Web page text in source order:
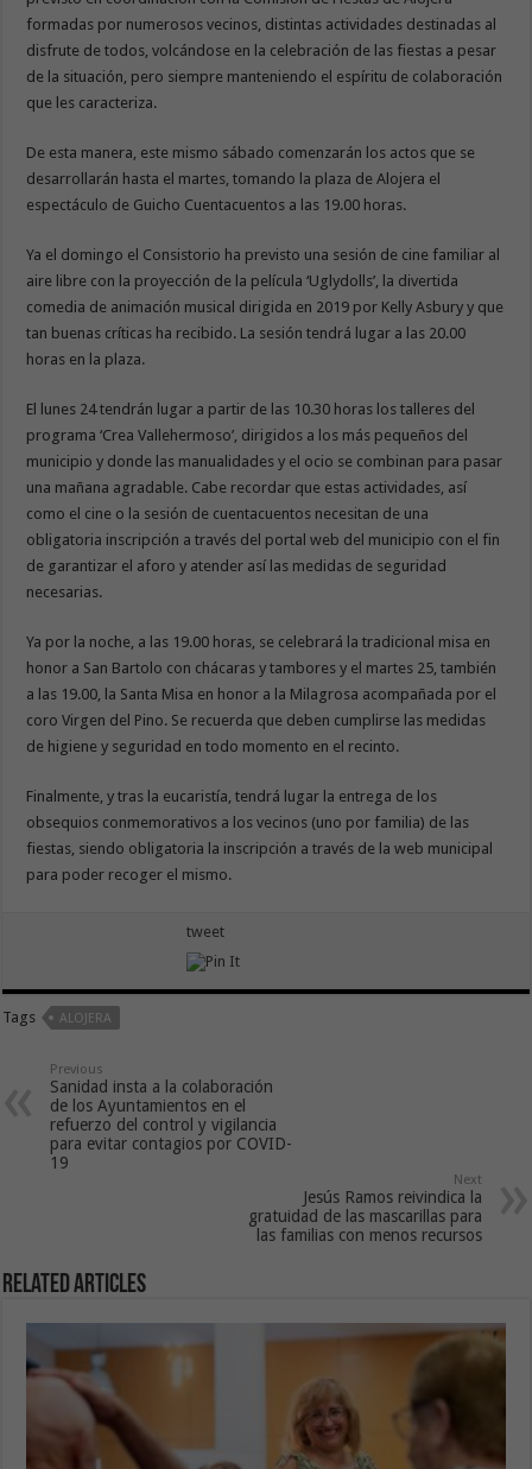
formadas por numerosos vecinos, distintas actividades destinadas al
disfrute de todos, volcándose en la celebración de las fiestas a pesar
de la situación, pero siempre manteniendo el espíritu de colaboración
que les caracteriza.
De esta manera, este mismo sábado comenzarán los actos que se
desarrollarán hasta el martes, tomando la plaza de Alojera el
espectáculo de Guicho Cuentacuentos a las 19.00 horas.
Ya el domingo el Consistorio ha previsto una sesión de cine familiar al
aire libre con la proyección de la película ‘Uglydolls’, la divertida
comedia de animación musical dirigida en 2019 por Kelly Asbury y que
tan buenas críticas ha recibido. La sesión tendrá lugar a las 20.00
horas en la plaza.
El lunes 24 tendrán lugar a partir de las 10.30 horas los talleres del
programa ‘Crea Vallehermoso’, dirigidos a los más pequeños del
municipio y donde las manualidades y el ocio se combinan para pasar
una mañana agradable. Cabe recordar que estas actividades, así
como el cine o la sesión de cuentacuentos necesitan de una
obligatoria inscripción a través del portal web del municipio con el fin
de garantizar el aforo y atender así las medidas de seguridad
necesarias.
Ya por la noche, a las 19.00 horas, se celebrará la tradicional misa en
honor a San Bartolo con chácaras y tambores y el martes 25, también
a las 19.00, la Santa Misa en honor a la Milagrosa acompañada por el
coro Virgen del Pino. Se recuerda que deben cumplirse las medidas
de higiene y seguridad en todo momento en el recinto.
Finalmente, y tras la eucaristía, tendrá lugar la entrega de los
obsequios conmemorativos a los vecinos (uno por familia) de las
fiestas, siendo obligatoria la inscripción a través de la web municipal
para poder recoger el mismo.
tweet
Tags ALOJERA
Previous
Sanidad insta a la colaboración
de los Ayuntamientos en el
refuerzo del control y vigilancia
para evitar contagios por COVID-
19
Next
Jesús Ramos reivindica la
gratuidad de las mascarillas para
las familias con menos recursos
Related Articles